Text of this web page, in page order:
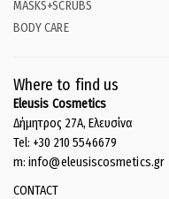
MASKS+SCRUBS
BODY CARE
Where to find us
Eleusis Cosmetics
Δήμητρος 27Α, Ελευσίνα
Tel: +30 210 5546679
m: info@eleusiscosmetics.gr
CONTACT